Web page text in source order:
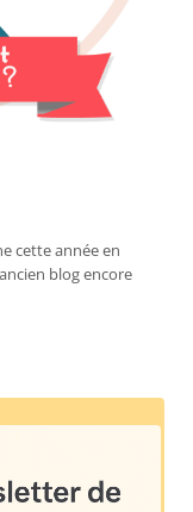
cette année en
blog encore